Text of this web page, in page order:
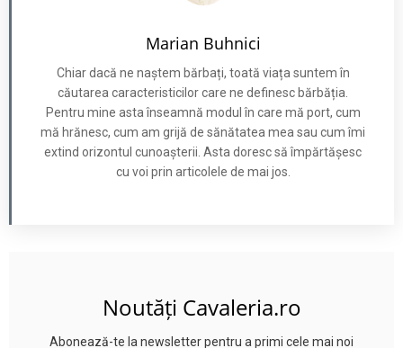
Marian Buhnici
Chiar dacă ne naștem bărbați, toată viața suntem în
căutarea caracteristicilor care ne definesc bărbăția.
Pentru mine asta înseamnă modul în care mă port, cum
mă hrănesc, cum am grijă de sănătatea mea sau cum îmi
extind orizontul cunoașterii. Asta doresc să împărtășesc
cu voi prin articolele de mai jos.
Noutăți Cavaleria.ro
Abonează-te la newsletter pentru a primi cele mai noi